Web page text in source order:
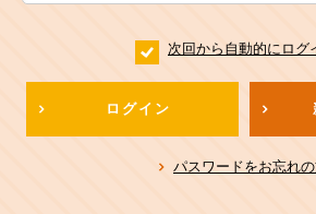
次回から自動的にログ
ログイン
パスワードをお忘れ